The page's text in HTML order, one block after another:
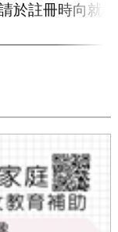
於註冊時向就